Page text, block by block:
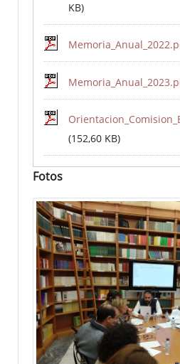
KB)
(152,60 KB)
Fotos